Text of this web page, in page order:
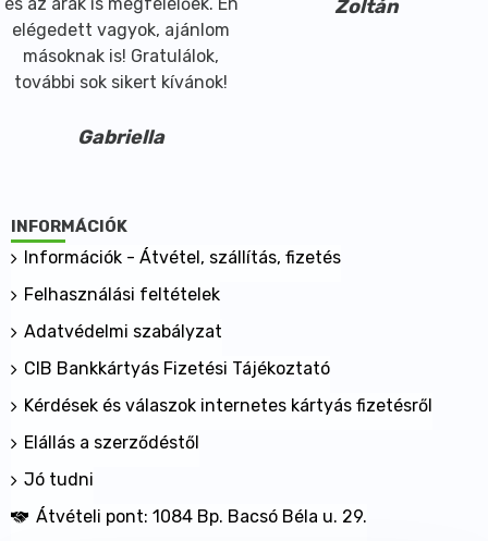
elégedett vagyok, ajánlom
másoknak is! Gratulálok,
további sok sikert kívánok!
Gabriella
Zoltán
INFORMÁCIÓK
Információk - Átvétel, szállítás, fizetés
Felhasználási feltételek
Adatvédelmi szabályzat
CIB Bankkártyás Fizetési Tájékoztató
Kérdések és válaszok internetes kártyás fizetésről
Elállás a szerződéstől
Jó tudni
Átvételi pont: 1084 Bp. Bacsó Béla u. 29.